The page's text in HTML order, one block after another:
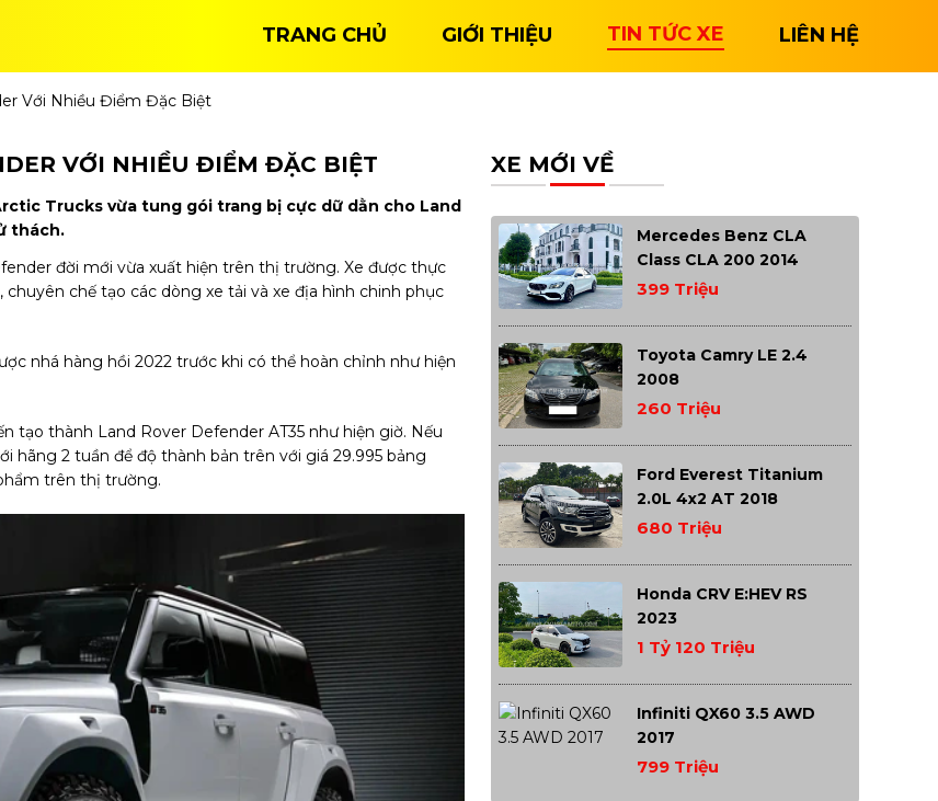
TRANG CHỦ GIỚI THIỆU TIN TỨC XE LIÊN HỆ
Với Nhiều Điểm Đặc Biệt
VỚI NHIỀU ĐIỂM ĐẶC BIỆT
Trucks vừa tung gói trang bị cực dữ dằn cho Land
thách.
đời mới vừa xuất hiện trên thị trường. Xe được thực
chế tạo các dòng xe tải và xe địa hình chinh phục
nhá hàng hồi 2022 trước khi có thể hoàn chỉnh như hiện
tạo thành Land Rover Defender AT35 như hiện giờ. Nếu
2 tuần để độ thành bản trên với giá 29.995 bảng
trên thị trường.
XE MỚI VỀ
Mercedes Benz CLA
Class CLA 200 2014
399 Triệu
Toyota Camry LE 2.4
2008
260 Triệu
Ford Everest Titanium
2.0L 4x2 AT 2018
680 Triệu
Honda CRV E:HEV RS
2023
1 Tỷ 120 Triệu
Infiniti QX60 3.5 AWD
2017
799 Triệu